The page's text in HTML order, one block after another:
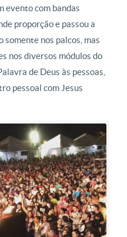
evento com bandas
proporção e passou a
somente nos palcos, mas
nos diversos módulos do
de Deus às pessoas,
pessoal com Jesus